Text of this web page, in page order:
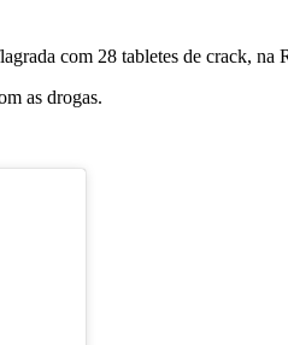
com 28 tabletes de crack, na
as drogas.